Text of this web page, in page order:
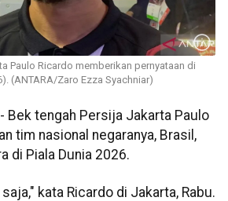
Paulo Ricardo memberikan pernyataan di
(ANTARA/Zaro Ezza Syachniar)
Bek tengah Persija Jakarta Paulo
tim nasional negaranya, Brasil,
di Piala Dunia 2026.
kata Ricardo di Jakarta, Rabu.